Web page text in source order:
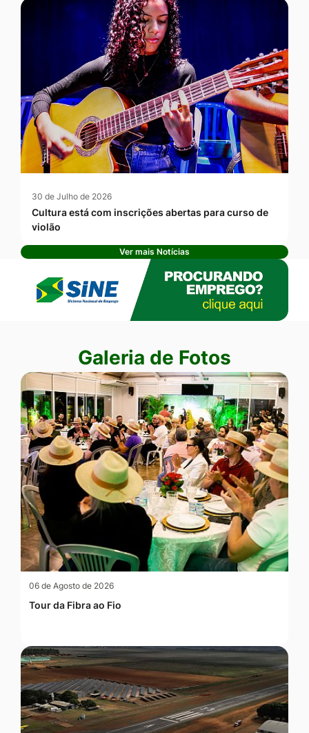
30 de Julho de 2026
Cultura está com inscrições abertas para curso de
violão
Ver mais Notícias
Seção Galeria de Fotos
Galeria de Fotos
06 de Agosto de 2026
Tour da Fibra ao Fio